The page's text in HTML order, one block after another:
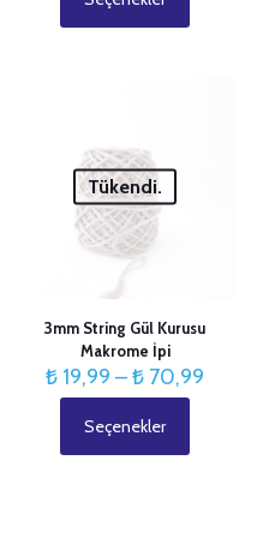
ürünün
Seçenekler
ürün
sayfasından
seçilebilir
Tükendi.
3mm String Gül Kurusu
Makrome İpi
₺ 19,99 –₺ 70,99
Seçenekler
ürünün